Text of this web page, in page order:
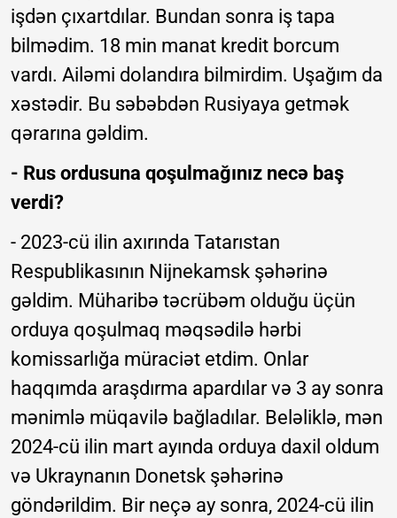
işdən çıxartdılar. Bundan sonra iş tapa
bilmədim. 18 min manat kredit borcum
vardı. Ailəmi dolandıra bilmirdim. Uşağım da
xəstədir. Bu səbəbdən Rusiyaya getmək
qərarına gəldim.
- Rus ordusuna qoşulmağınız necə baş
verdi?
- 2023-cü ilin axırında Tatarıstan
Respublikasının Nijnekamsk şəhərinə
gəldim. Müharibə təcrübəm olduğu üçün
orduya qoşulmaq məqsədilə hərbi
komissarlığa müraciət etdim. Onlar
haqqımda araşdırma apardılar və 3 ay sonra
mənimlə müqavilə bağladılar. Beləliklə, mən
2024-cü ilin mart ayında orduya daxil oldum
və Ukraynanın Donetsk şəhərinə
göndərildim. Bir neçə ay sonra, 2024-cü ilin